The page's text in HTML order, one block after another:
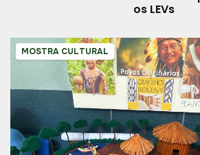
os LEVs
MOSTRA CULTURAL